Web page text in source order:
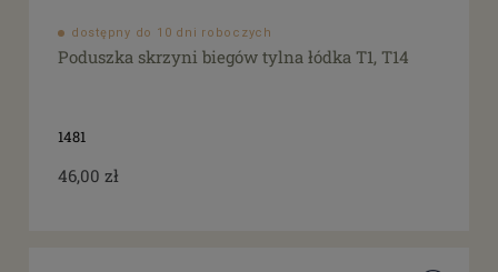
dostępny do 10 dni roboczych
Poduszka skrzyni biegów tylna łódka T1, T14
1481
46,00 zł